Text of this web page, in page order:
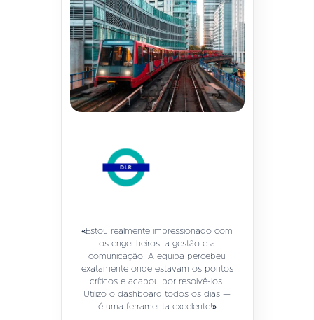
«Estou realmente impressionado com
os engenheiros, a gestão e a
comunicação. A equipa percebeu
exatamente onde estavam os pontos
críticos e acabou por resolvê-los.
Utilizo o dashboard todos os dias —
é uma ferramenta excelente!»